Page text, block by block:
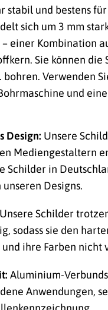
stabil und bestens
sich um 3 mm
einer Kombination
Sie können die
Verwenden
und
Design: Unsere
Mediengestaltern
Schilder in
Designs.
Unsere Schilder
sodass sie den
ihre Farben nicht
Aluminium-
Anwendungen,